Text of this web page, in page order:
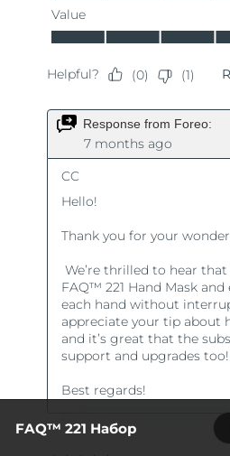
FAQ™ 221 Набор